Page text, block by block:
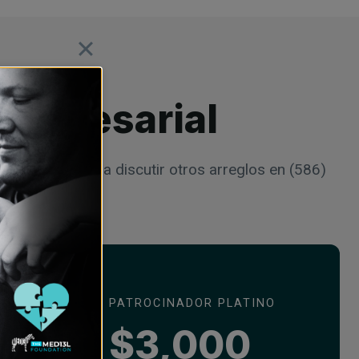
para discutir otros arreglos en (586)
PATROCINADOR PLATINO
$3,000